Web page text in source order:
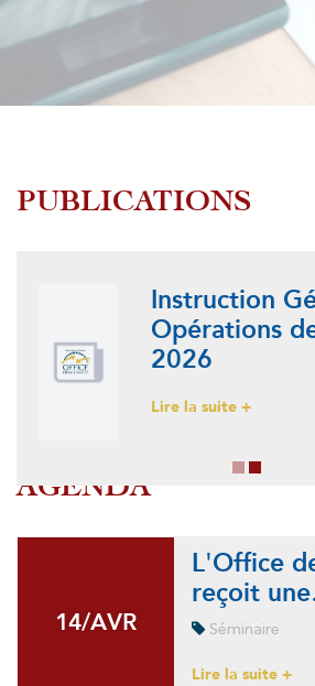
PUBLICATIONS
Instruction
Opérations
2026
Lire la suite +
AGENDA
14/AVR
14/AVR
L'Office
reçoit
Séminaire
Lire la suite +